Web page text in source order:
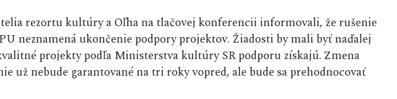
rezortu kultúry a Oľha na tlačovej konferencii informovali, že rušenie
neznamená ukončenie podpory projektov. Žiadosti by mali byť naďalej
projekty podľa Ministerstva kultúry SR podporu získajú. Zmena
už nebude garantované na tri roky vopred, ale bude sa prehodnocovať